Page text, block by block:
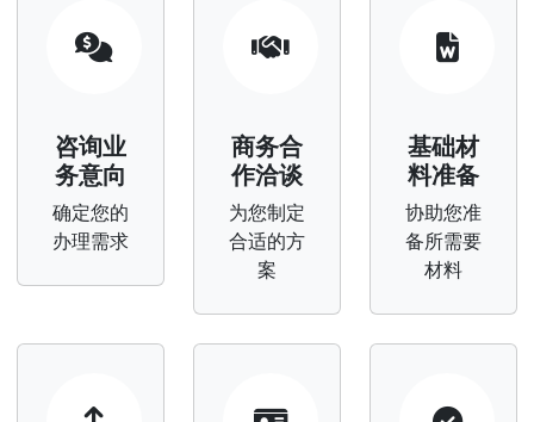
咨询业
务意向
确定您的
办理需求
商务合
作洽谈
为您制定
合适的方
案
基础材
料准备
协助您准
备所需要
材料